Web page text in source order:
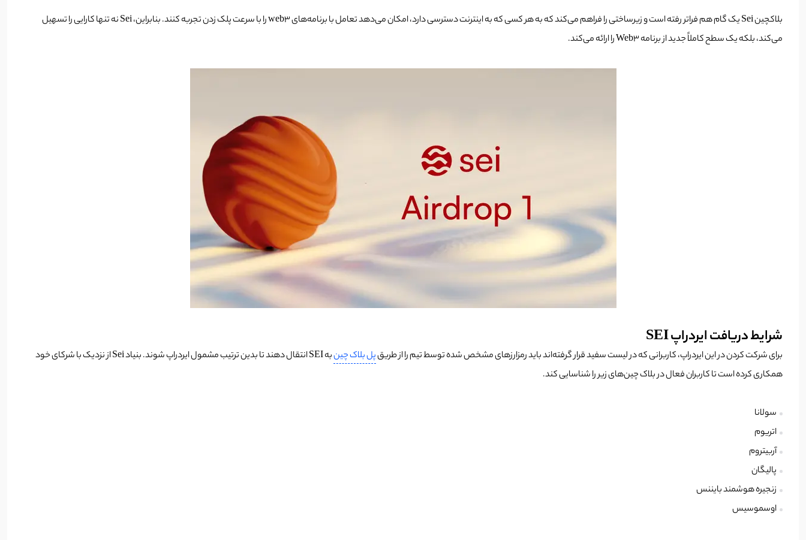
بلاکچین Sei یک گام هم فراتر رفته است و زیرساختی را فراهم می‌کند که به هر کسی که به اینترنت دسترسی دارد، امکان می‌دهد تعامل با برنامه‌های web3 را با سرعت پلک زدن تجربه کنند. بنابراین، Sei نه تنها کارایی را تسهیل
می‌کند، بلکه یک سطح کاملاً جدید از برنامه Web3 را ارائه می‌کند.
شرایط دریافت ایردراپ SEI
برای شرکت کردن در این ایردراپ، کاربرانی که در لیست سفید قرار گرفته‌اند باید رمزارزهای مشخص شده توسط تیم را از طریقپل بلاک چین
به SEI انتقال دهند تا بدین ترتیب مشمول ایردراپ شوند. بنیاد Sei از نزدیک با شرکای خود
همکاری کرده است تا کاربران فعال در بلاک چین‌های زیر را شناسایی کند.
سولانا
اتریوم
آربیتروم
پالیگان
زنجیره هوشمند بایننس
اوسموسیس